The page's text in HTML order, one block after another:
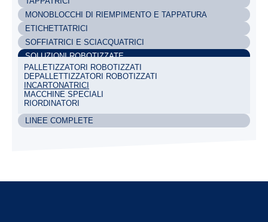
MONOBLOCCHI DI RIEMPIMENTO E TAPPATURA
ETICHETTATRICI
SOFFIATRICI E SCIACQUATRICI
SOLUZIONI ROBOTIZZATE
PALLETIZZATORI ROBOTIZZATI
DEPALLETTIZZATORI ROBOTIZZATI
INCARTONATRICI
MACCHINE SPECIALI
RIORDINATORI
LINEE COMPLETE